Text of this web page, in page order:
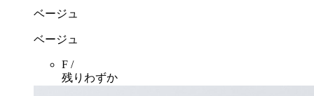
ベージュ
ベージュ
F /
残りわずか